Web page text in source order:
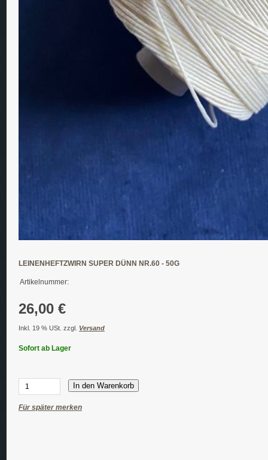
LEINENHEFTZWIRN SUPER DÜNN NR.60 - 50G
Artikelnummer:
26,00 €
Inkl. 19 % USt. zzgl. Versand
Sofort ab Lager
In den Warenkorb
Für später merken